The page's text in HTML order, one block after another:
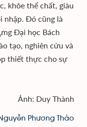
khỏe thể chất, giàu
nhập. Đó cũng là
Đại học Bách
tạo, nghiên cứu và
thiết thực cho sự
Ảnh: Duy Thành
Phương Thảo